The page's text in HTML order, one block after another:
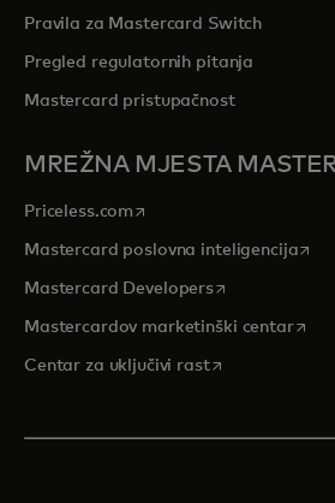
Pravila za Mastercard Switch
Pregled regulatornih pitanja
Mastercard pristupačnost
MREŽNA MJESTA
Priceless.com opens in a new tab
Mastercard poslovna inteligencija
Mastercard Developersopens in a new
Mastercardov marketinški centar
Centar za uključivi rastopens in a new